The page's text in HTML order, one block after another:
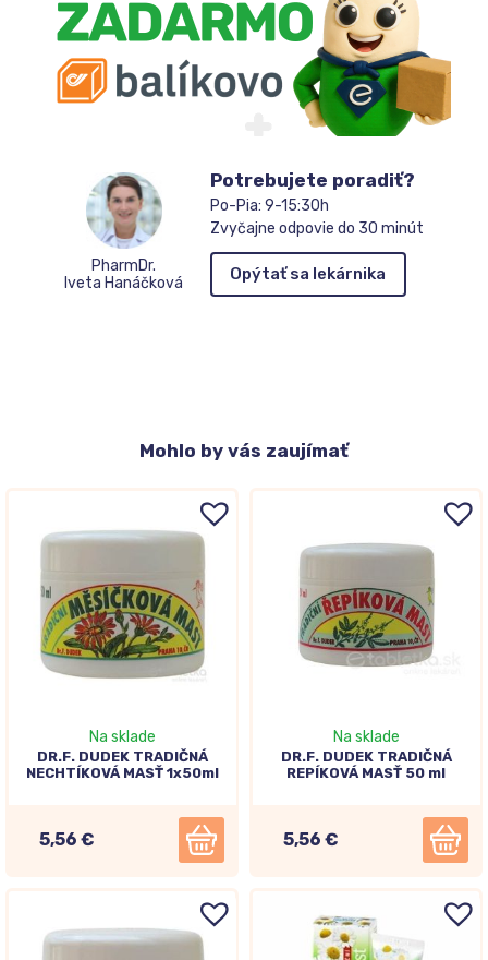
PharmDr.
Iveta Hanáčková
Potrebujete poradiť?
Po-Pia: 9-15:30h
Zvyčajne odpovie do 30 minút
Opýtať sa lekárnika
Mohlo by vás zaujímať
Na sklade
DR.F. DUDEK TRADIČNÁ
NECHTÍKOVÁ MASŤ 1x50ml
5,56 €
Na sklade
DR.F. DUDEK TRADIČNÁ
REPÍKOVÁ MASŤ 50 ml
5,56 €